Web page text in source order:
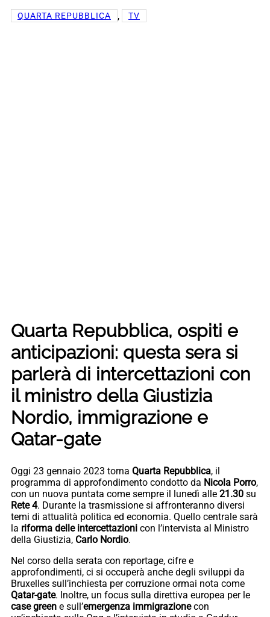
QUARTA REPUBBLICA , TV
​​​​​​Quarta Repubblica, ospiti e
anticipazioni: questa sera si
parlerà di intercettazioni con
il ministro della Giustizia
Nordio, immigrazione e
Qatar-gate
Oggi 23 gennaio 2023 torna Quarta Repubblica, il
programma di approfondimento condotto da Nicola Porro,
con un nuova puntata come sempre il lunedì alle 21.30 su
Rete 4. Durante la trasmissione si affronteranno diversi
temi di attualità politica ed economia. Quello centrale sarà
la riforma delle intercettazioni con l’intervista al Ministro
della Giustizia, Carlo Nordio.
Nel corso della serata con reportage, cifre e
approfondimenti, ci si occuperà anche degli sviluppi da
Bruxelles sull’inchiesta per corruzione ormai nota come
Qatar-gate. Inoltre, un focus sulla direttiva europea per le
case green e sull’emergenza immigrazionecon